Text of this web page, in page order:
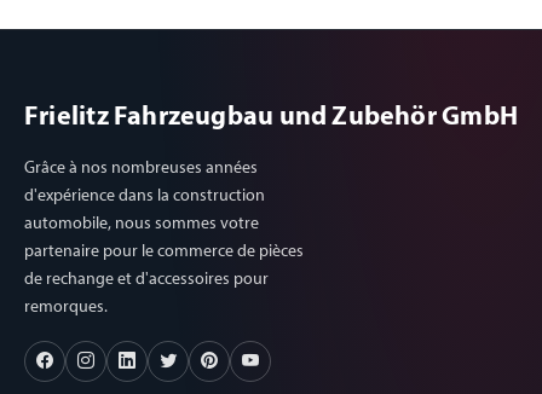
Frielitz Fahrzeugbau und Zubehör GmbH
Grâce à nos nombreuses années
d'expérience dans la construction
automobile, nous sommes votre
partenaire pour le commerce de pièces
de rechange et d'accessoires pour
remorques.